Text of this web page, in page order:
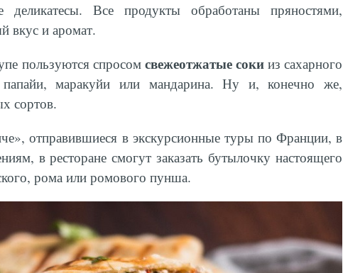
Все продукты обработаны пряностями,
вкус и аромат.
пользуются спросомсвежеотжатые сокииз сахарного
папайи, маракуйи или мандарина. Ну и, конечно же,
сортов.
отправившиеся в экскурсионные туры по Франции, в
в ресторане смогут заказать бутылочку настоящего
рома или ромового пунша.